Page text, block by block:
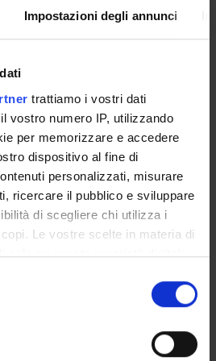
Impostazioni degli annunci
trattiamo i vostri dati
vostro numero IP, utilizzando
per memorizzare e accedere
dispositivo al fine di
personalizzati, misurare
ricercare il pubblico e sviluppare
di scegliere chi utilizza i
Le vostre scelte in materia di
solo su questa proprietà digitale
proprio consenso in qualsiasi
sui cookie o facendo clic
DI SCIENZE
svolgimento
Resp. le
Expired call
occasionale/Libero
professionale
on website:Mar 19, 2026
Mar 26, 2026
di n. 1 incarico di
svolgimento